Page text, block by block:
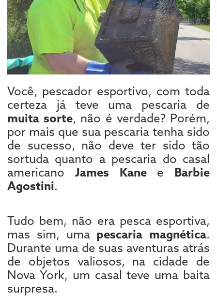
Você, pescador esportivo, com toda
certeza já teve uma pescaria de
muita sorte, não é verdade? Porém,
por mais que sua pescaria tenha sido
de sucesso, não deve ter sido tão
sortuda quanto a pescaria do casal
americano James Kanee Barbie
Agostini.
Tudo bem, não era pesca esportiva,
mas sim, uma pescaria magnética.
Durante uma de suas aventuras atrás
de objetos valiosos, na cidade de
Nova York, um casal teve uma baita
surpresa.